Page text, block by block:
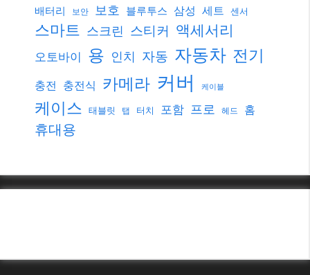
배터리 보안 보호 블루투스 삼성 세트 센서
스마트 스크린 스티커 액세서리
오토바이 용 인치 자동 자동차 전기
충전 충전식 카메라 커버 케이블
케이스 태블릿 탭 터치 포함 프로 헤드 홈
휴대용